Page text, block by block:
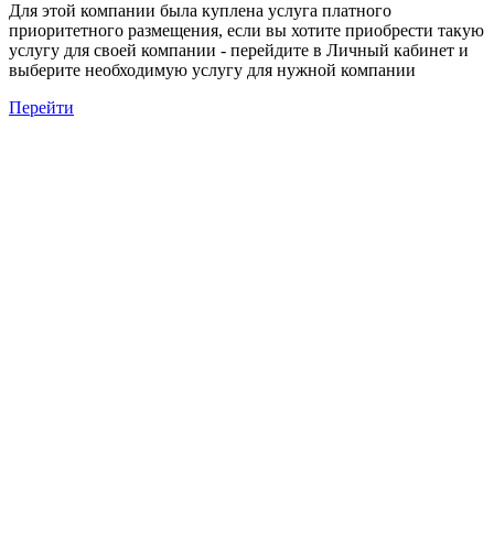
Для этой компании была куплена услуга платного
приоритетного размещения, если вы хотите приобрести такую
услугу для своей компании - перейдите в Личный кабинет и
выберите необходимую услугу для нужной компании
Перейти